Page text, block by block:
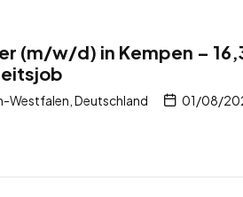
(m/w/d) in Kempen –
Westfalen, Deutschland 01/08/